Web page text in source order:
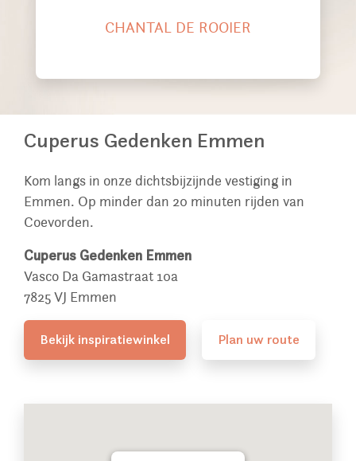
CHANTAL DE ROOIER
Cuperus Gedenken Emmen
Kom langs in onze dichtsbijzijnde vestiging in
Emmen. Op minder dan 20 minuten rijden van
Coevorden.
Cuperus Gedenken Emmen
Vasco Da Gamastraat 10a
7825 VJ Emmen
Bekijk inspiratiewinkel Plan uw route